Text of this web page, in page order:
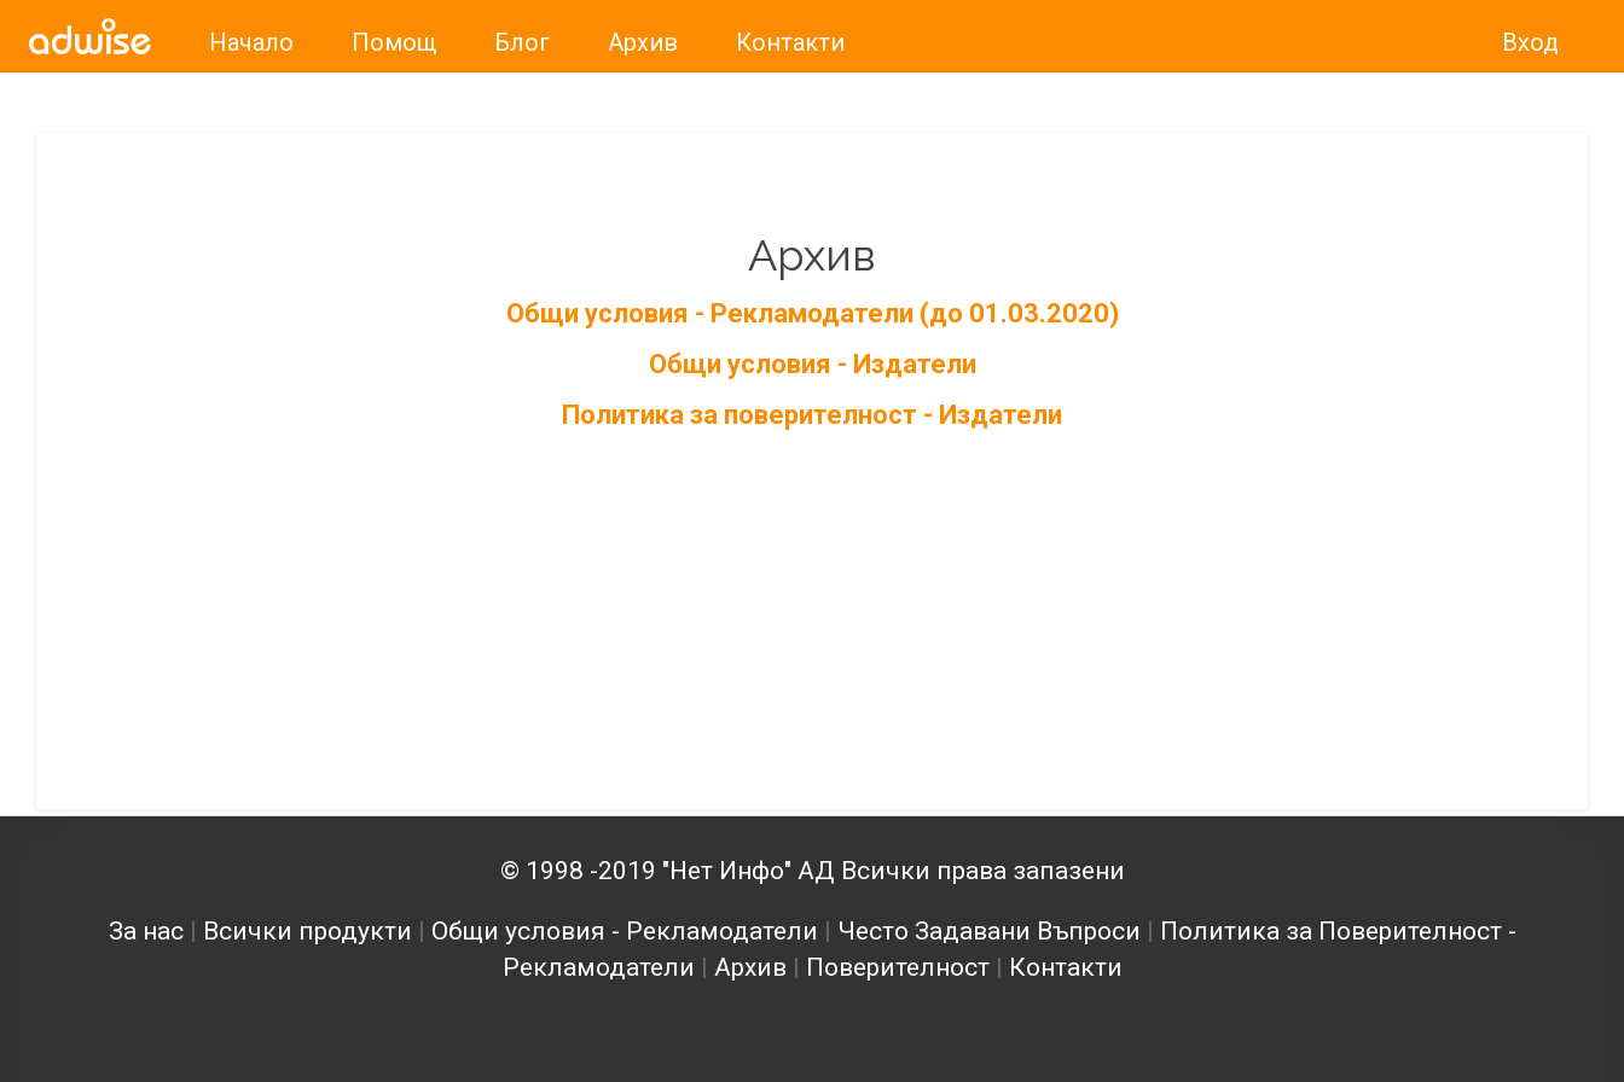
Начало Помощ Блог Архив Контакти Вход
Архив
Общи условия - Рекламодатели (до 01.03.2020)
Общи условия - Издатели
Политика за поверителност - Издатели
© 1998 -2019 "Нет Инфо" АД Всички права запазени
За нас| Всички продукти | Общи условия - Рекламодатели | Често Задавани Въпроси | Политика за Поверителност -
Рекламодатели | Архив | Поверителност| Контакти